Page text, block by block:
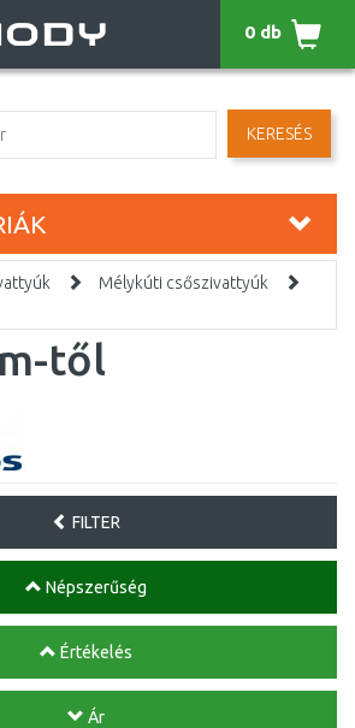
KERESÉS
0 db
Mélykúti csőszivattyúk
től
FILTER
Népszerűség
Értékelés
Ár